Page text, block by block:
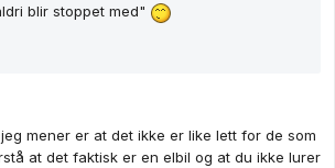
blir stoppet med"
mener er at det ikke er like lett for de som
at det faktisk er en elbil og at du ikke lurer